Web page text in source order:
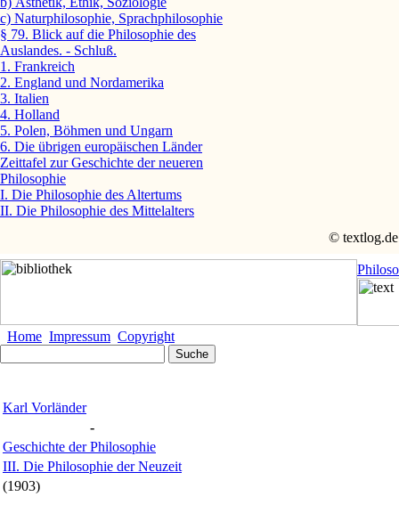
c) Naturphilosophie, Sprachphilosophie
§ 79. Blick auf die Philosophie des
Auslandes. - Schluß.
1. Frankreich
2. England und Nordamerika
3. Italien
4. Holland
5. Polen, Böhmen und Ungarn
6. Die übrigen europäischen Länder
Zeittafel zur Geschichte der neueren
Philosophie
I. Die Philosophie des Altertums
II. Die Philosophie des Mittelalters
© textlog.de
Home Impressum Copyright
Karl Vorländer
-
Geschichte der Philosophie
III. Die Philosophie der Neuzeit
(1903)